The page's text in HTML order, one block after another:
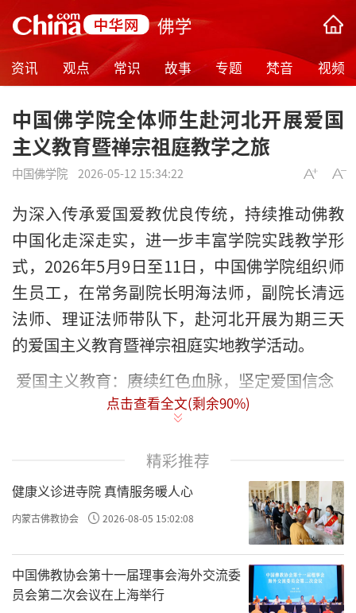
佛学
资讯 观点 常识 故事 专题 梵音 视频
中国佛学院全体师生赴河北开展爱国
主义教育暨禅宗祖庭教学之旅
中国佛学院 2026-05-12 15:34:22
为深入传承爱国爱教优良传统，持续推动佛教
中国化走深走实，进一步丰富学院实践教学形
式，2026年5月9日至11日，中国佛学院组织师
生员工，在常务副院长明海法师，副院长清远
法师、理证法师带队下，赴河北开展为期三天
的爱国主义教育暨禅宗祖庭实地教学活动。
爱国主义教育：赓续红色血脉，坚定爱国信念
5月9日，师生一行来到革命圣地西柏坡——这
在西柏坡纪念馆广场，全体师生怀着崇敬的心
情向五大书记雕像敬献花篮，深切缅怀革命先
辈的丰功伟绩。随后，大家依次参观了西柏坡
陈列展览馆、中共中央旧址、国家安全教育
馆、廉政教育馆。走进陈列展览馆，一幅幅历
史画卷再现了党中央在西柏坡时期波澜壮阔的
点击查看全文(剩余90%)
精彩推荐
健康义诊进寺院 真情服务暖人心
内蒙古佛教协会 2026-08-05 15:02:08
中国佛教协会第十一届理事会海外交流委
员会第二次会议在上海举行